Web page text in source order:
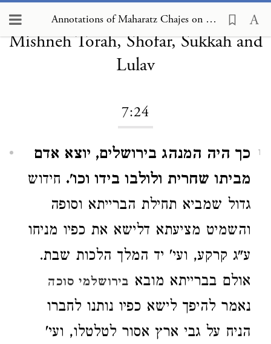
Annotations of Maharatz Chajes on Mishneh Torah, Shofar, Sukkah and Lulav 7:24
Annotations of Maharatz Chajes on
Mishneh Torah, Shofar, Sukkah and
Lulav
7:24
1
כך היה המנהג בירושלים, יוצא אדם
מביתו שחרית ולולבו בידו וכו'. חידוש
גדול שמביא תחילת הברייתא וסופה
והשמיט מציעתא דלישא את כפיו מניחו
ע"ג קרקע, ועי' יד המלך הלכות שבת.
אולם בברייתא מובא בירושלמי סוכה
נאמר להיפך לישא כפיו נותנו לחברו
הניח על גבי ארץ אסור לטלטלו, ועי'